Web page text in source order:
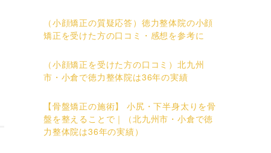
（小顔矯正の質疑応答）徳力整体院の小顔
矯正を受けた方の口コミ・感想を参考に
（小顔矯正を受けた方の口コミ）北九州
市・小倉で徳力整体院は36年の実績
【骨盤矯正の施術】 小尻・下半身太りを骨
盤を整えることで｜（北九州市・小倉で徳
力整体院は36年の実績）